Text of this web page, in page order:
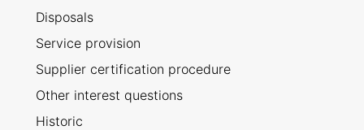
Disposals
Service provision
Supplier certification procedure
Other interest questions
Historic